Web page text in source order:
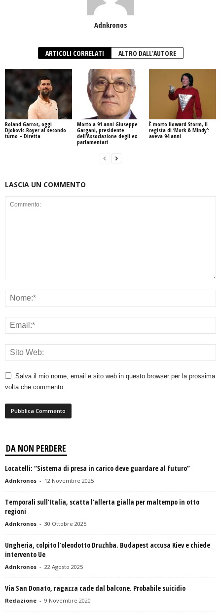
Adnkronos
ARTICOLI CORRELATI ALTRO DALL'AUTORE
Roland Garros, oggi
Djokovic-Royer al secondo
turno – Diretta
Morto a 91 anni Giuseppe
Gargani, presidente
dell’Associazione degli ex
parlamentari
È morto Howard Storm, il
regista di ‘Mork & Mindy’:
aveva 94 anni
LASCIA UN COMMENTO
Salva il mio nome, email e sito web in questo browser per la prossima
volta che commento.
DA NON PERDERE
Locatelli: “Sistema di presa in carico deve guardare al futuro”
Adnkronos - 12 Novembre 2025
Temporali sull’Italia, scatta l’allerta gialla per maltempo in otto
regioni
Adnkronos - 30 Ottobre 2025
Ungheria, colpito l’oleodotto Druzhba. Budapest accusa Kiev e chiede
intervento Ue
Adnkronos - 22 Agosto 2025
Via San Donato, ragazza cade dal balcone. Probabile suicidio
Redazione - 9 Novembre 2020